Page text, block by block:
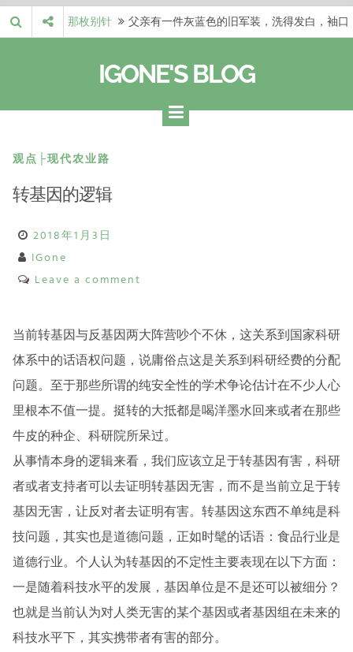
Skip
to
那枚别针
父亲有一件灰蓝色的旧军装，洗得发白，袖口
自己的生活和命…
梁冬 |…
梁冬：有一些人在某个阶段掌握了第一性原
理，完成了一次彻…
梁冬 |…
梁冬：总还有那么百分之一的人，既不努力，
IGONE'S BLOG
观点├现代农业路
转基因的逻辑
2018年1月3日
IGone
Leave a comment
当前转基因与反基因两大阵营吵个不休，这关系到国家科研
体系中的话语权问题，说庸俗点这是关系到科研经费的分配
问题。至于那些所谓的纯安全性的学术争论估计在不少人心
里根本不值一提。挺转的大抵都是喝洋墨水回来或者在那些
牛皮的种企、科研院所呆过。
从事情本身的逻辑来看，我们应该立足于转基因有害，科研
者或者支持者可以去证明转基因无害，而不是当前立足于转
基因无害，让反对者去证明有害。转基因这东西不单纯是科
技问题，其实也是道德问题，正如时髦的话语：食品行业是
道德行业。个人认为转基因的不定性主要表现在以下方面：
一是随着科技水平的发展，基因单位是不是还可以被细分？
也就是当前认为对人类无害的某个基因或者基因组在未来的
科技水平下，其实携带者有害的部分。